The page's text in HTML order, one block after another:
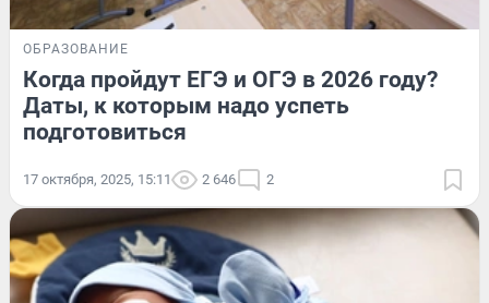
ОБРАЗОВАНИЕ
Когда пройдут ЕГЭ и ОГЭ в 2026 году?
Даты, к которым надо успеть
подготовиться
17 октября, 2025, 15:11 2 646 2